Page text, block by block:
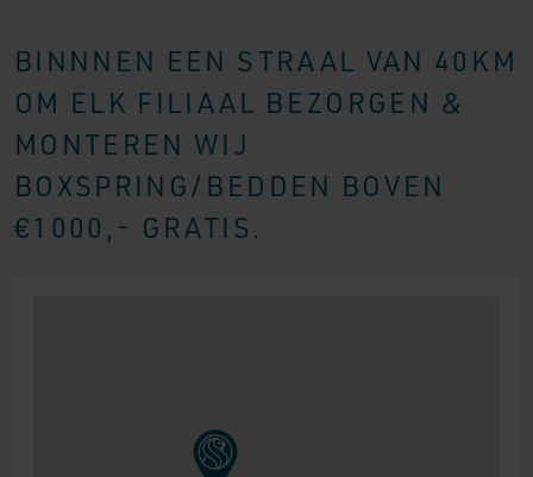
BINNNEN EEN STRAAL VAN 40KM
OM ELK FILIAAL BEZORGEN &
MONTEREN WIJ
BOXSPRING/BEDDEN BOVEN
€1000,- GRATIS.